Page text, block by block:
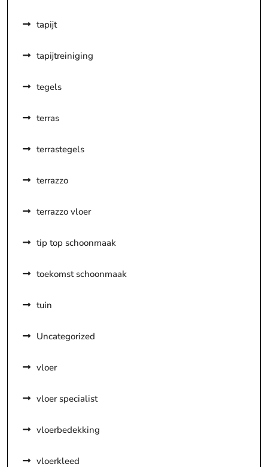
tapijt
tapijtreiniging
tegels
terras
terrastegels
terrazzo
terrazzo vloer
tip top schoonmaak
toekomst schoonmaak
tuin
Uncategorized
vloer
vloer specialist
vloerbedekking
vloerkleed